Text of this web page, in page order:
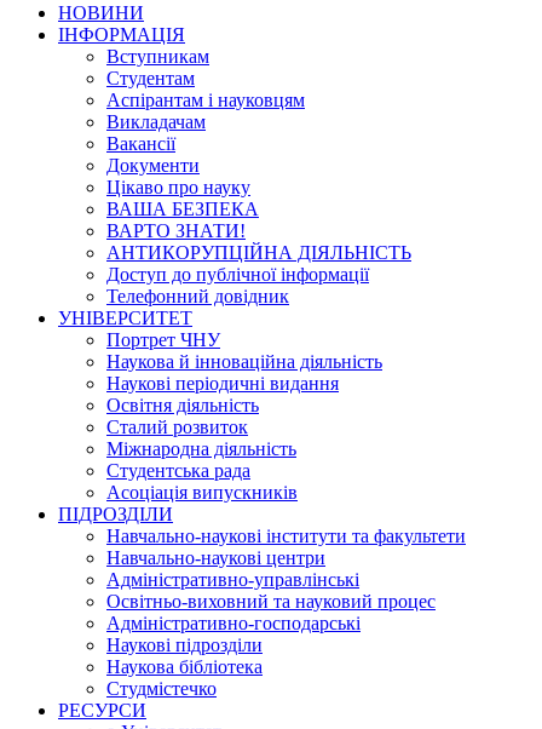
НОВИНИ
ІНФОРМАЦІЯ
Вступникам
Студентам
Аспірантам і науковцям
Викладачам
Вакансії
Документи
Цікаво про науку
ВАША БЕЗПЕКА
ВАРТО ЗНАТИ!
АНТИКОРУПЦІЙНА ДІЯЛЬНІСТЬ
Доступ до публічної інформації
Телефонний довідник
УНІВЕРСИТЕТ
Портрет ЧНУ
Наукова й інноваційна діяльність
Наукові періодичні видання
Освітня діяльність
Сталий розвиток
Міжнародна діяльність
Студентська рада
Асоціація випускників
ПІДРОЗДІЛИ
Навчально-наукові інститути та факультети
Навчально-наукові центри
Адміністративно-управлінські
Освітньо-виховний та науковий процес
Адміністративно-господарські
Наукові підрозділи
Наукова бібліотека
Студмістечко
РЕСУРСИ